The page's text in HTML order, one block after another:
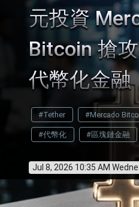
元投資
Bitcoin 搶
代幣化金融
#Tether #Mercado
#代幣化 #區塊鏈金融
Jul 8, 2026 10:35 AM